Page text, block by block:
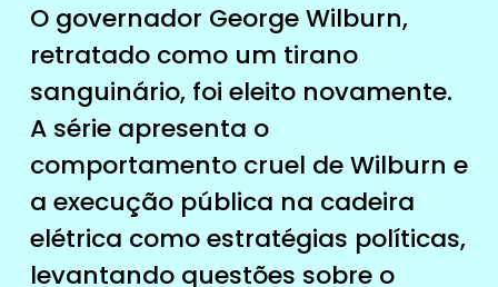
O governador George Wilburn,
retratado como um tirano
sanguinário, foi eleito novamente.
A série apresenta o
comportamento cruel de Wilburn e
a execução pública na cadeira
elétrica como estratégias políticas,
levantando questões sobre o